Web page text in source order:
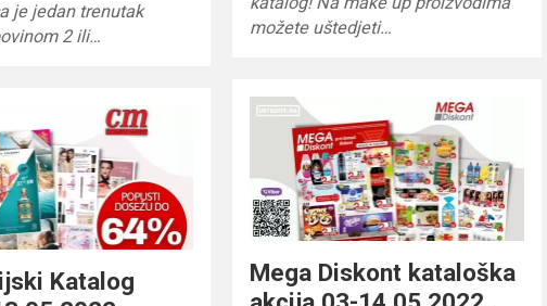
je jedan trenutak
2 ili…
možete uštedjeti…
Mega Diskont kataloška
Katalog